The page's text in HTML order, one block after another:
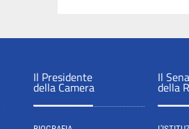
Il Presidente
della Camera
Il
della